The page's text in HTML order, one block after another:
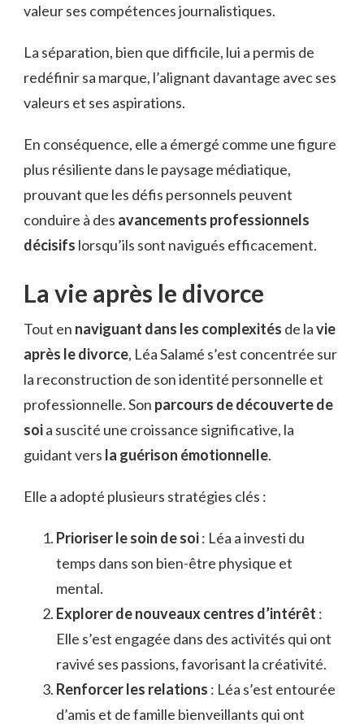
valeur ses compétences journalistiques.
La séparation, bien que difficile, lui a permis de
redéfinir sa marque, l’alignant davantage avec ses
valeurs et ses aspirations.
En conséquence, elle a émergé comme une figure
plus résiliente dans le paysage médiatique,
prouvant que les défis personnels peuvent
conduire à des avancements professionnels
décisifs lorsqu’ils sont navigués efficacement.
La vie après le divorce
Tout en naviguant dans les complexités de lavie
après le divorce, Léa Salamé s’est concentrée sur
la reconstruction de son identité personnelle et
professionnelle. Son parcours de découverte de
soia suscité une croissance significative, la
guidant vers la guérison émotionnelle.
Elle a adopté plusieurs stratégies clés :
Prioriser le soin de soi: Léa a investi du
temps dans son bien-être physique et
mental.
Explorer de nouveaux centres d’intérêt :
Elle s’est engagée dans des activités qui ont
ravivé ses passions, favorisant la créativité.
Renforcer les relations : Léa s’est entourée
d’amis et de famille bienveillants qui ont